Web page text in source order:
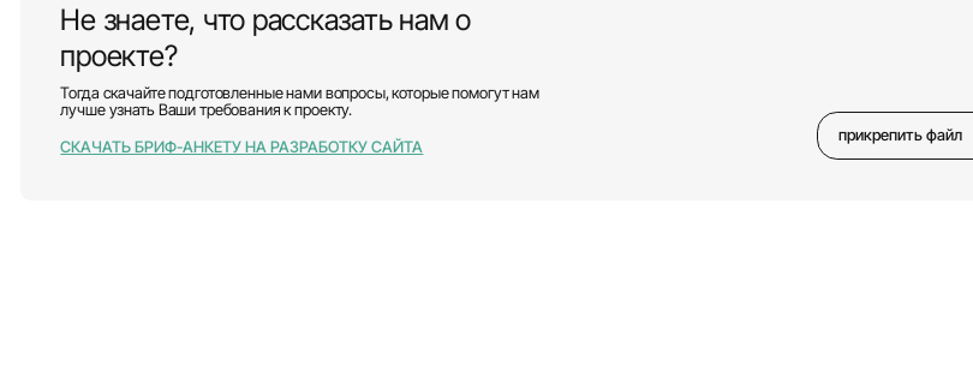
прикрепить файл
Не знаете, что рассказать нам о
проекте?
Тогда скачайте подготовленные нами вопросы, которые помогут нам
лучше узнать Ваши требования к проекту.
СКАЧАТЬ БРИФ-АНКЕТУ НА РАЗРАБОТКУ САЙТА